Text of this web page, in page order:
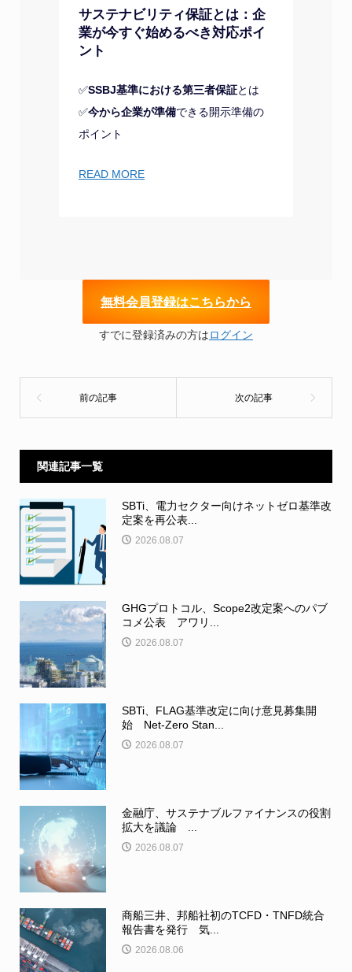
サステナビリティ保証とは：企
業が今すぐ始めるべき対応ポイ
ント
✅SSBJ基準における第三者保証とは
✅今から企業が準備できる開示準備の
ポイント
READ MORE
無料会員登録はこちらから
すでに登録済みの方はログイン
関連記事一覧
SBTi、電力セクター向けネットゼロ基準改
定案を再公表...
2026.08.07
GHGプロトコル、Scope2改定案へのパブ
コメ公表 アワリ...
2026.08.07
SBTi、FLAG基準改定に向け意見募集開
始 Net-Zero Stan...
2026.08.07
金融庁、サステナブルファイナンスの役割
拡大を議論 ...
2026.08.07
商船三井、邦船社初のTCFD・TNFD統合
報告書を発行 気...
2026.08.06